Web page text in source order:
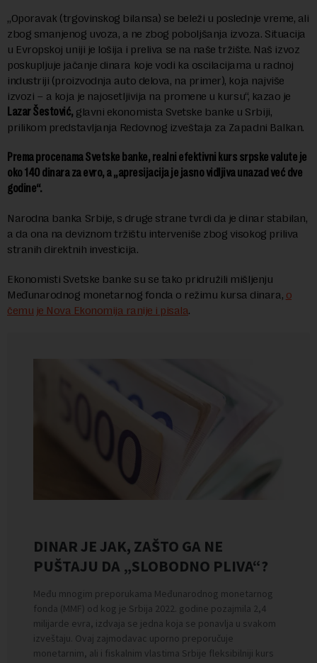
„Oporavak (trgovinskog bilansa) se beleži u poslednje vreme, ali
zbog smanjenog uvoza, a ne zbog poboljšanja izvoza. Situacija
u Evropskoj uniji je lošija i preliva se na naše tržište. Naš izvoz
poskupljuje jačanje dinara koje vodi ka oscilacijama u radnoj
industriji (proizvodnja auto delova, na primer), koja najviše
izvozi – a koja je najosetljivija na promene u kursu“, kazao je
Lazar Šestović, glavni ekonomista Svetske banke u Srbiji,
prilikom predstavljanja Redovnog izveštaja za Zapadni Balkan.
Prema procenama Svetske banke, realni efektivni kurs srpske valute je
oko 140 dinara za evro, a „apresijacija je jasno vidljiva unazad već dve
godine“.
Narodna banka Srbije, s druge strane tvrdi da je dinar stabilan,
a da ona na deviznom tržištu interveniše zbog visokog priliva
stranih direktnih investicija.
Ekonomisti Svetske banke su se tako pridružili mišljenju
Međunarodnog monetarnog fonda o režimu kursa dinara, o
čemu je Nova Ekonomija ranije i pisala.